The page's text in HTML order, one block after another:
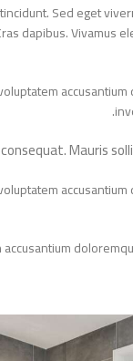
Sed eget
dapibus.
consequat. Mauris
accusantium